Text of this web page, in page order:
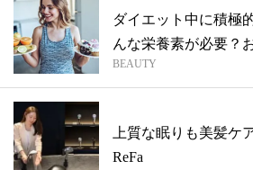
ダイエット中に積極
んな栄養素が必要？
たレ...
BEAUTY
上質な眠りも美髪ケ
ReFa